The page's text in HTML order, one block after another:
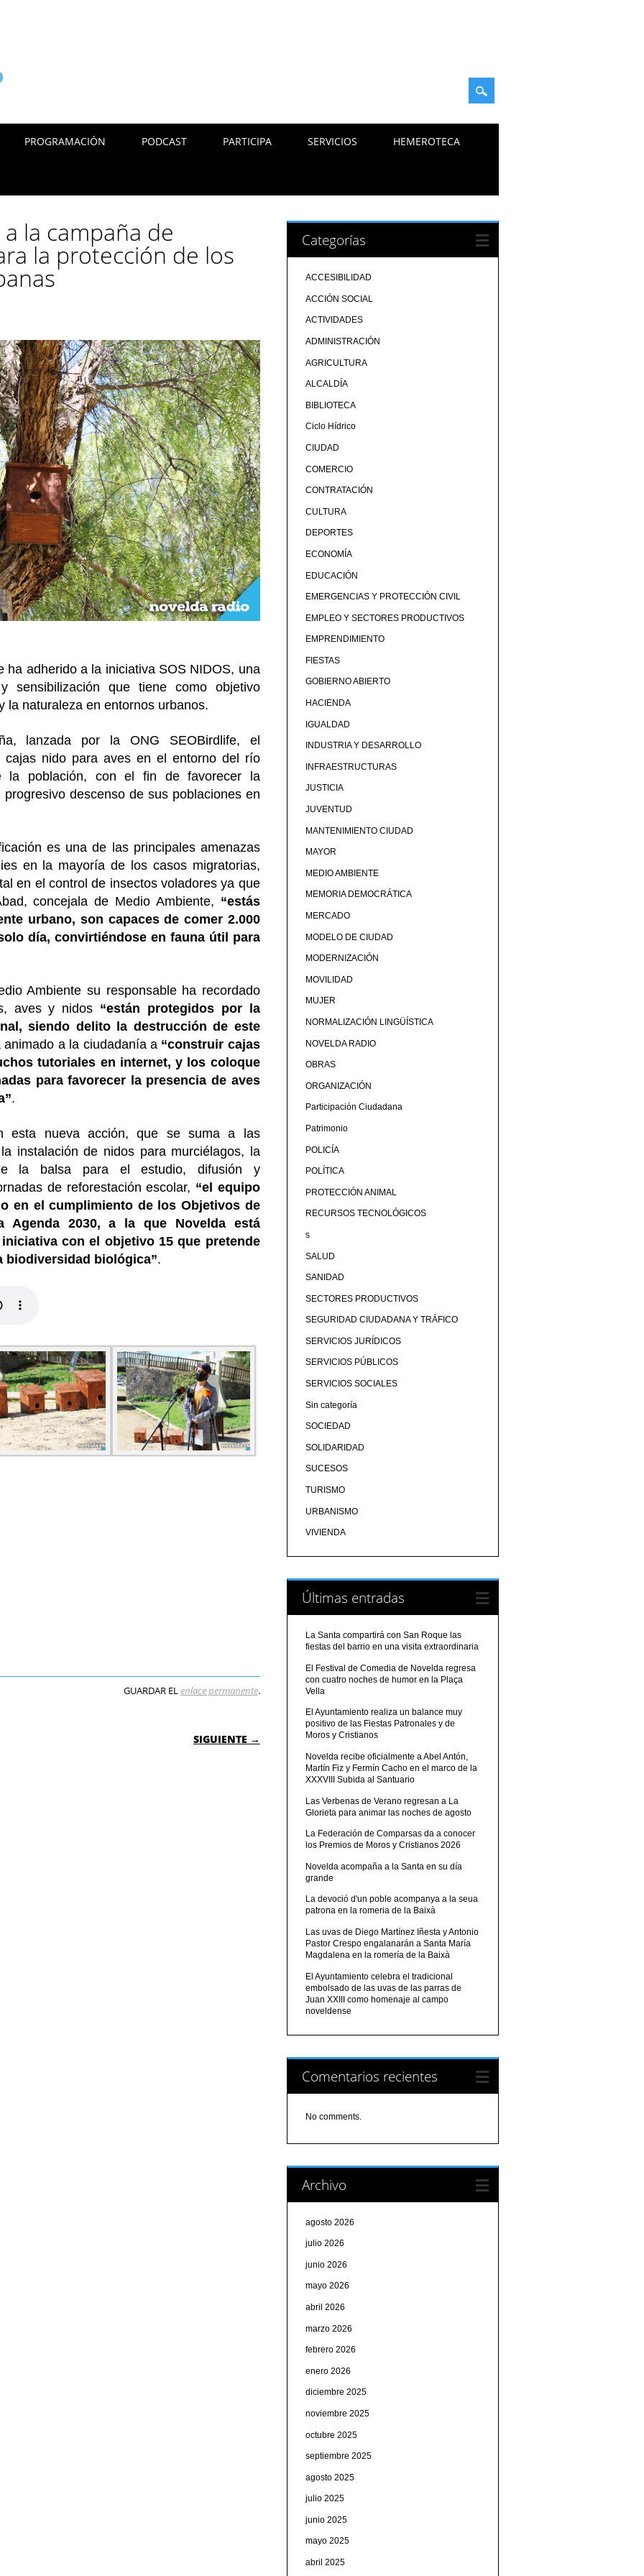
PROGRAMACIÓN PODCAST PARTICIPA SERVICIOS HEMEROTECA
la campaña de
la protección de los
ha adherido a la iniciativa SOS NIDOS, una
sensibilización que tiene como objetivo
la naturaleza en entornos urbanos.
lanzada por la ONG SEOBirdlife, el
cajas nido para aves en el entorno del río
la población, con el fin de favorecer la
descenso de sus poblaciones en
es una de las principales amenazas
en la mayoría de los casos migratorias,
en el control de insectos voladores ya que
concejala de Medio Ambiente, “estás
urbano, son capaces de comer 2.000
día, convirtiéndose en fauna útil para
Ambiente su responsable ha recordado
aves y nidos “están protegidos por la
siendo delito la destrucción de este
animado a la ciudadanía a “construir cajas
tutoriales en internet, y los coloque
para favorecer la presencia de aves
.
esta nueva acción, que se suma a las
instalación de nidos para murciélagos, la
la balsa para el estudio, difusión y
de reforestación escolar, “el equipo
en el cumplimiento de los Objetivos de
Agenda 2030, a la que Novelda está
con el objetivo 15 que pretende
biodiversidad biológica”.
GUARDAR ELenlace permanente.
SIGUIENTE →
Categorías
ACCESIBILIDAD
ACCIÓN SOCIAL
ACTIVIDADES
ADMINISTRACIÓN
AGRICULTURA
ALCALDÍA
BIBLIOTECA
Ciclo Hídrico
CIUDAD
COMERCIO
CONTRATACIÓN
CULTURA
DEPORTES
ECONOMÍA
EDUCACIÓN
EMERGENCIAS Y PROTECCIÓN CIVIL
EMPLEO Y SECTORES PRODUCTIVOS
EMPRENDIMIENTO
FIESTAS
GOBIERNO ABIERTO
HACIENDA
IGUALDAD
INDUSTRIA Y DESARROLLO
INFRAESTRUCTURAS
JUSTICIA
JUVENTUD
MANTENIMIENTO CIUDAD
MAYOR
MEDIO AMBIENTE
MEMORIA DEMOCRÁTICA
MERCADO
MODELO DE CIUDAD
MODERNIZACIÓN
MOVILIDAD
MUJER
NORMALIZACIÓN LINGÜÍSTICA
NOVELDA RADIO
OBRAS
ORGANIZACIÓN
Participación Ciudadana
Patrimonio
POLICÍA
POLÍTICA
PROTECCIÓN ANIMAL
RECURSOS TECNOLÓGICOS
s
SALUD
SANIDAD
SECTORES PRODUCTIVOS
SEGURIDAD CIUDADANA Y TRÁFICO
SERVICIOS JURÍDICOS
SERVICIOS PÚBLICOS
SERVICIOS SOCIALES
Sin categoría
SOCIEDAD
SOLIDARIDAD
SUCESOS
TURISMO
URBANISMO
VIVIENDA
Últimas entradas
La Santa compartirá con San Roque las
fiestas del barrio en una visita extraordinaria
El Festival de Comedia de Novelda regresa
con cuatro noches de humor en la Plaça
Vella
El Ayuntamiento realiza un balance muy
positivo de las Fiestas Patronales y de
Moros y Cristianos
Novelda recibe oficialmente a Abel Antón,
Martín Fiz y Fermín Cacho en el marco de la
XXXVIII Subida al Santuario
Las Verbenas de Verano regresan a La
Glorieta para animar las noches de agosto
La Federación de Comparsas da a conocer
los Premios de Moros y Cristianos 2026
Novelda acompaña a la Santa en su día
grande
La devoció d'un poble acompanya a la seua
patrona en la romeria de la Baixà
Las uvas de Diego Martínez Iñesta y Antonio
Pastor Crespo engalanarán a Santa María
Magdalena en la romería de la Baixà
El Ayuntamiento celebra el tradicional
embolsado de las uvas de las parras de
Juan XXIII como homenaje al campo
noveldense
Comentarios recientes
No comments.
Archivo
agosto 2026
julio 2026
junio 2026
mayo 2026
abril 2026
marzo 2026
febrero 2026
enero 2026
diciembre 2025
noviembre 2025
octubre 2025
septiembre 2025
agosto 2025
julio 2025
junio 2025
mayo 2025
abril 2025